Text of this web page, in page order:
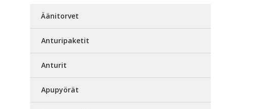
Äänitorvet
Anturipaketit
Anturit
Apupyörät